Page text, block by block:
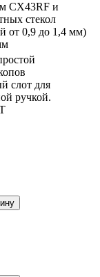
CX43RF и
стекол
от 0,9 до 1,4 мм)
слот для
ручкой.